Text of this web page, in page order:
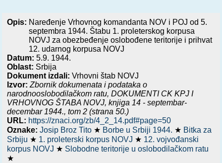
Opis: Naređenje Vrhovnog komandanta NOV i POJ od 5.
septembra 1944. Štabu 1. proleterskog korpusa
NOVJ za obezbeđenje oslobođene teritorije i prihvat
12. udarnog korpusa NOVJ
Datum:5.9. 1944.
Oblast: Srbija
Dokument izdali: Vrhovni štab NOVJ
Izvor: Zbornik dokumenata i podataka o
narodnooslobodilačkom ratu,DOKUMENTI CK KPJ I
VRHOVNOG ŠTABA NOVJ, knjiga 14 - septembar-
decembar 1944., tom 2 (strana 50.)
URL: https://znaci.org/zb/4_2_14.pdf#page=50
Oznake:Josip Broz Tito ★ Borbe u Srbiji 1944. ★ Bitka za
Srbiju ★ 1. proleterski korpus NOVJ ★ 12. vojvođanski
korpus NOVJ ★ Slobodne teritorije u oslobodilačkom ratu
★